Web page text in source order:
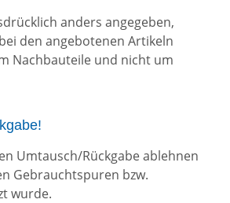
anders angegeben,
den angebotenen Artikeln
Nachbauteile und nicht um
Umtausch/Rückgabe ablehnen
Gebrauchtspuren bzw.
wurde.